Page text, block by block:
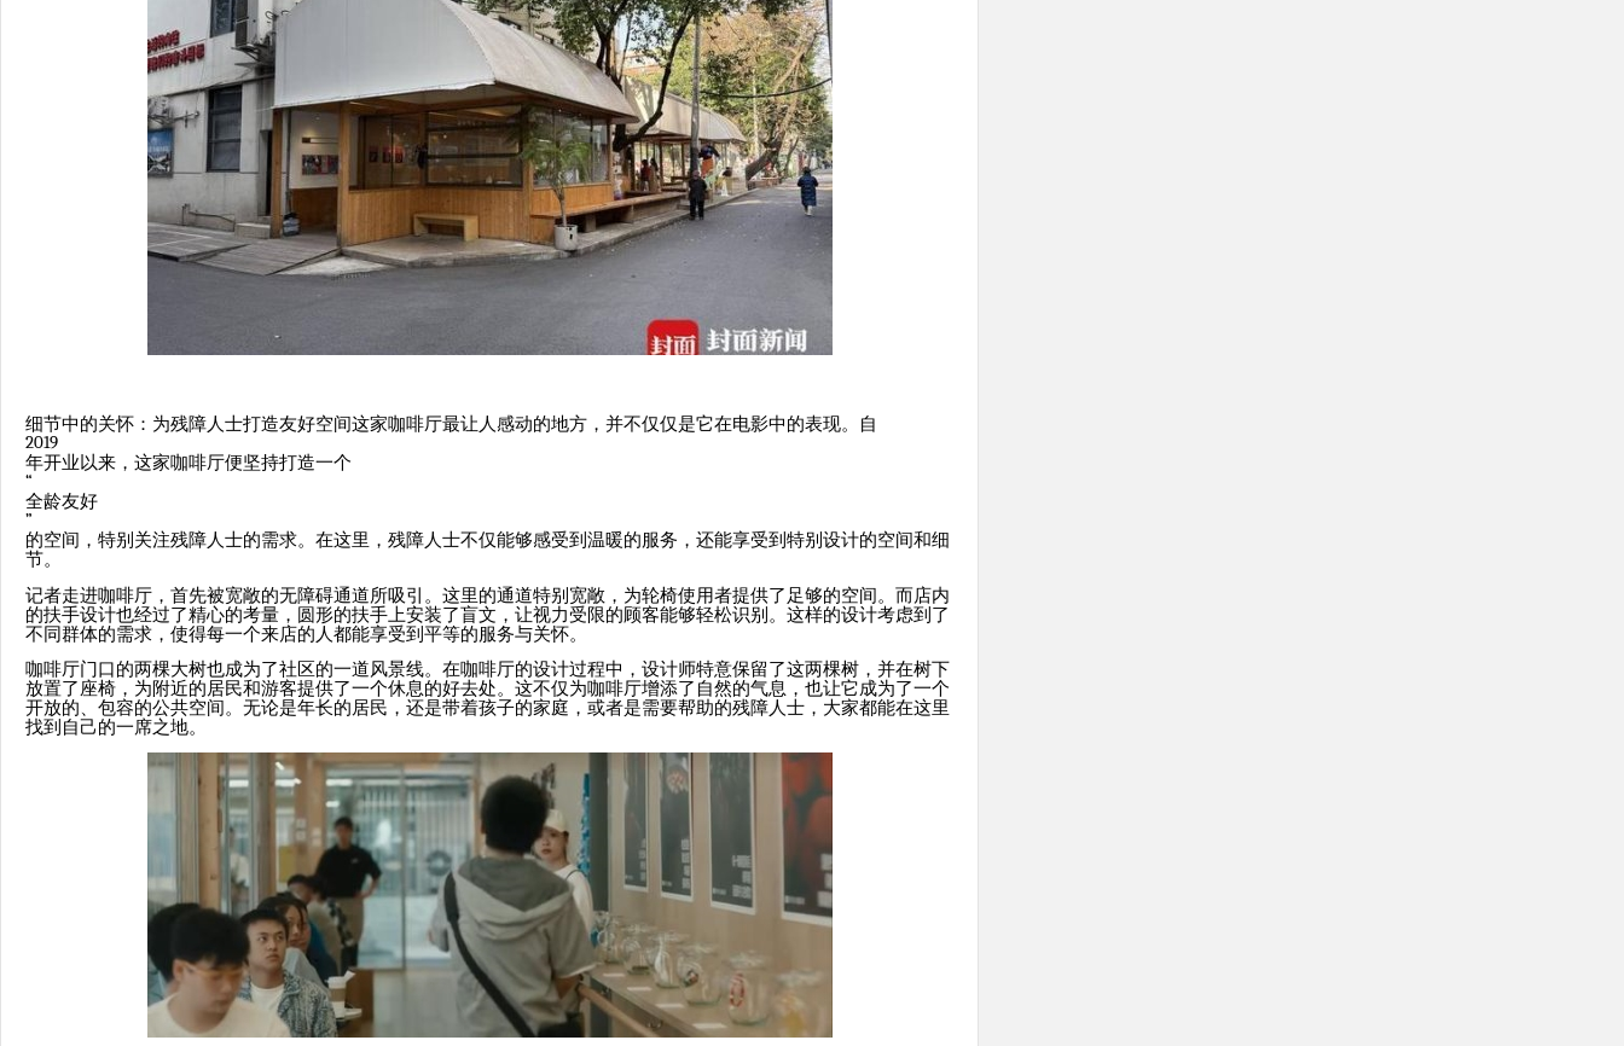
细节中的关怀：为残障人士打造友好空间这家咖啡厅最让人感动的地方，并不仅仅是它在电影中的表现。自
2019
年开业以来，这家咖啡厅便坚持打造一个
“
全龄友好
”
的空间，特别关注残障人士的需求。在这里，残障人士不仅能够感受到温暖的服务，还能享受到特别设计的空间和细
节。
记者走进咖啡厅，首先被宽敞的无障碍通道所吸引。这里的通道特别宽敞，为轮椅使用者提供了足够的空间。而店内
的扶手设计也经过了精心的考量，圆形的扶手上安装了盲文，让视力受限的顾客能够轻松识别。这样的设计考虑到了
不同群体的需求，使得每一个来店的人都能享受到平等的服务与关怀。
咖啡厅门口的两棵大树也成为了社区的一道风景线。在咖啡厅的设计过程中，设计师特意保留了这两棵树，并在树下
放置了座椅，为附近的居民和游客提供了一个休息的好去处。这不仅为咖啡厅增添了自然的气息，也让它成为了一个
开放的、包容的公共空间。无论是年长的居民，还是带着孩子的家庭，或者是需要帮助的残障人士，大家都能在这里
找到自己的一席之地。